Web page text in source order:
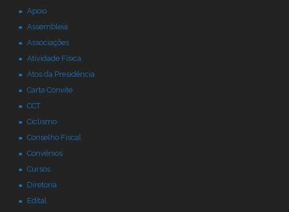
Apoio
Assembleia
Associações
Atividade Física
Atos da Presidência
Carta Convite
CCT
Ciclismo
Conselho Fiscal
Convênios
Cursos
Diretoria
Edital